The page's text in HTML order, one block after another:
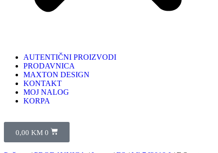
AUTENTIČNI PROIZVODI
PRODAVNICA
MAXTON DESIGN
KONTAKT
MOJ NALOG
KORPA
0,00 KM 0